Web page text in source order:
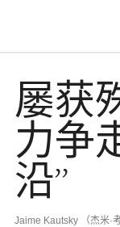
屡获
力争
沿”
Jaime Kautsky （杰米·